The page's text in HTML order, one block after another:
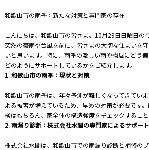
和歌山市の雨季：新たな対策と専門家の存在
こんにちは、和歌山市の皆さま。10月29日日曜日の
突然の豪雨や台風を前に、皆さまの大切な住まいを
いと思います。特に、雨季の激しい雨や強風にどう
どのようにサポートしているかをご紹介します。
1. 和歌山市の雨季：現状と対策
和歌山市の雨季は、年々予測が難しくなってきてい
よる被害が増えているため、早めの対策が必要です
検はもちろん、家全体の構造強度をチェックすること
2. 雨漏り診断：株式会社水間の専門家によるサポート
株式会社水間は、和歌山市での雨漏り診断と補修のプ